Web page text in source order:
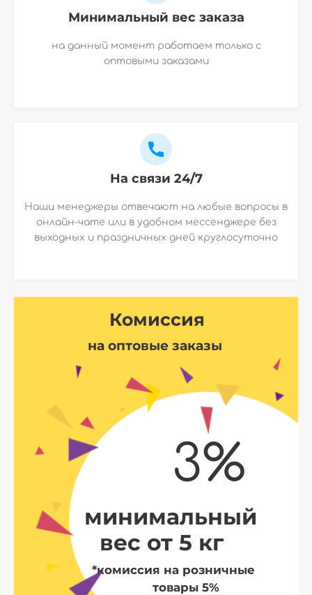
Минимальный вес заказа
на данный момент работаем только с
оптовыми заказами
На связи 24/7
Наши менеджеры отвечают на любые вопросы в
онлайн-чате или в удобном мессенджере без
выходных и праздничных дней круглосуточно
Комиссия
на оптовые заказы
3%
минимальный
вес от 5 кг
*комиссия на розничные
товары 5%